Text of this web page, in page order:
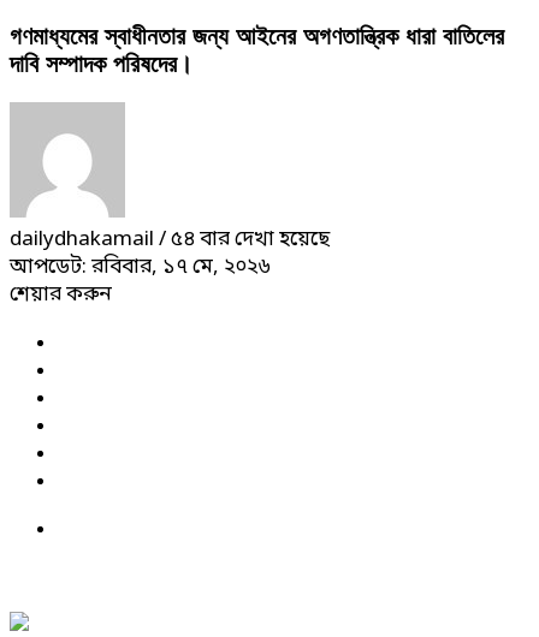
গণমাধ্যমের স্বাধীনতার জন্য আইনের অগণতান্ত্রিক ধারা বাতিলের
দাবি সম্পাদক পরিষদের।
dailydhakamail / ৫৪ বার দেখা হয়েছে
আপডেট: রবিবার, ১৭ মে, ২০২৬
শেয়ার করুন